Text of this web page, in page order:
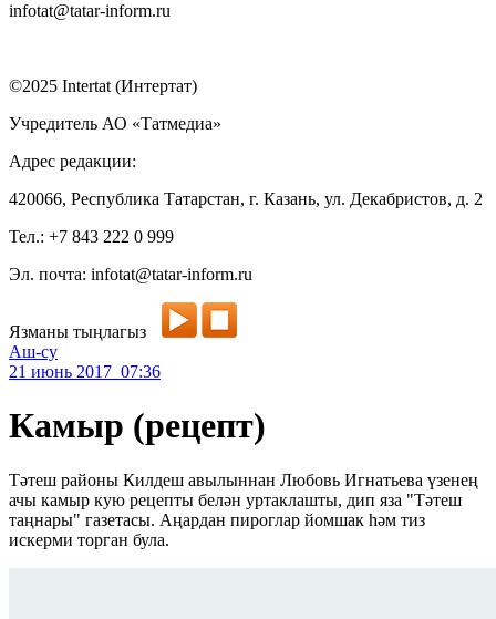
infotat@tatar-inform.ru
©2025 Intertat (Интертат)
Учредитель АО «Татмедиа»
Адрес редакции:
420066, Республика Татарстан, г. Казань, ул. Декабристов, д. 2
Тел.: +7 843 222 0 999
Эл. почта: infotat@tatar-inform.ru
Язманы тыңлагыз
Аш-су
21 июнь 2017 07:36
Камыр (рецепт)
Тәтеш районы Килдеш авылыннан Любовь Игнать­ева үзенең
ачы камыр кую рецепты белән уртак­лашты, дип яза "Тәтеш
таңнары" газетасы. Аңардан пирог­лар йомшак һәм тиз
искерми торган була.